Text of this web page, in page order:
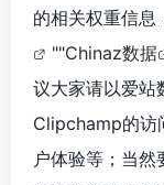
的相关权重信息
""Chinaz数据
议大家请以爱站
Clipchamp的访
户体验等；当